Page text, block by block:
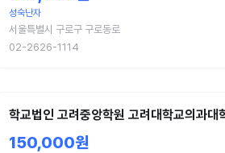
성숙난자
서울특별시 구로구 구로동로
02-2626-1114
학교법인 고려중앙학원 고려대학교의과대
150,000원